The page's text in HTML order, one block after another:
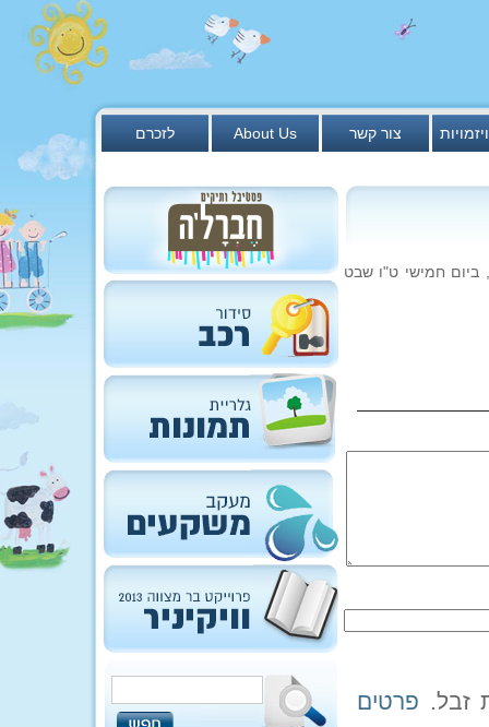
לזכרם About Us צור קשר
ביום חמישי ט"ו שבט
פרטים